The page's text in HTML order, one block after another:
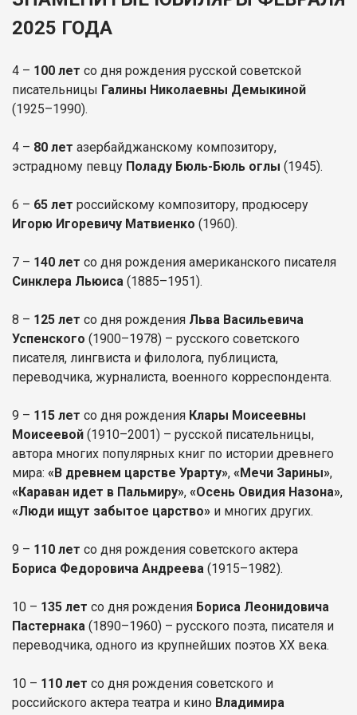
2025 ГОДА
4 – 100 лет со дня рождения русской советской
писательницы Галины Николаевны Демыкиной
(1925–1990).
4 – 80 лет азербайджанскому композитору,
эстрадному певцу Поладу Бюль-Бюль оглы (1945).
6 – 65 лет российскому композитору, продюсеру
Игорю Игоревичу Матвиенко (1960).
7 – 140 лет со дня рождения американского писателя
Синклера Льюиса (1885–1951).
8 – 125 лет со дня рождения Льва Васильевича
Успенского (1900–1978) – русского советского
писателя, лингвиста и филолога, публициста,
переводчика, журналиста, военного корреспондента.
9 – 115 лет со дня рождения Клары Моисеевны
Моисеевой (1910–2001) – русской писательницы,
автора многих популярных книг по истории древнего
мира: «В древнем царстве Урарту», «Мечи Зарины»,
«Караван идет в Пальмиру», «Осень Овидия Назона»,
«Люди ищут забытое царство» и многих других.
9 – 110 лет со дня рождения советского актера
Бориса Федоровича Андреева (1915–1982).
10 – 135 лет со дня рождения Бориса Леонидовича
Пастернака (1890–1960) – русского поэта, писателя и
переводчика, одного из крупнейших поэтов XX века.
10 – 110 лет со дня рождения советского и
российского актера театра и кино Владимира